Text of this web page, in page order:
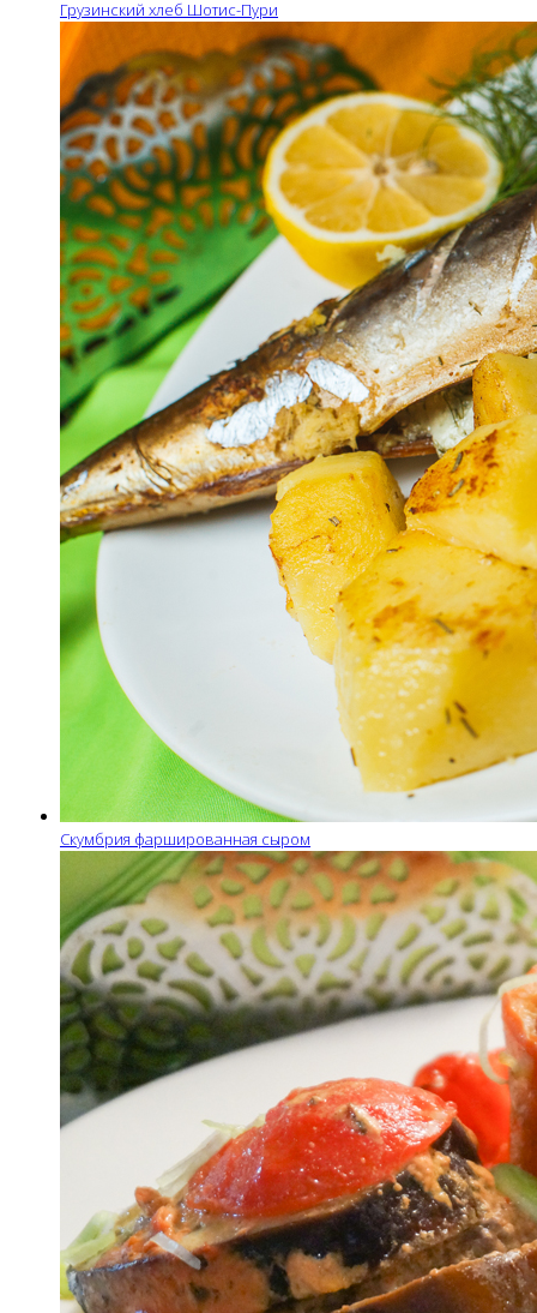
Грузинский хлеб Шотис-Пури
Скумбрия фаршированная сыром